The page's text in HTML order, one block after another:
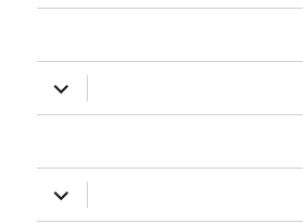
توسيع
القائمة
الفرعية
توسيع
القائمة